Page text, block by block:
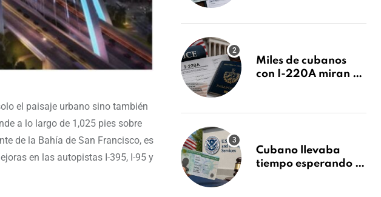
el paisaje urbano sino también
a lo largo de 1,025 pies sobre
de la Bahía de San Francisco, es
en las autopistas I-395, I-95 y
sin previo aviso
Miles de cubanos
con I-220A miran al
decidirse en una
Cubano llevaba
tiempo esperando su